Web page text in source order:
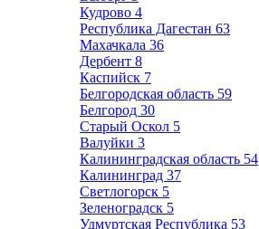
Кудрово 4
Республика Дагестан 63
Махачкала 36
Дербент 8
Каспийск 7
Белгородская область 59
Белгород 30
Старый Оскол 5
Валуйки 3
Калининградская область 54
Калининград 37
Светлогорск 5
Зеленоградск 5
Удмуртская Республика 53